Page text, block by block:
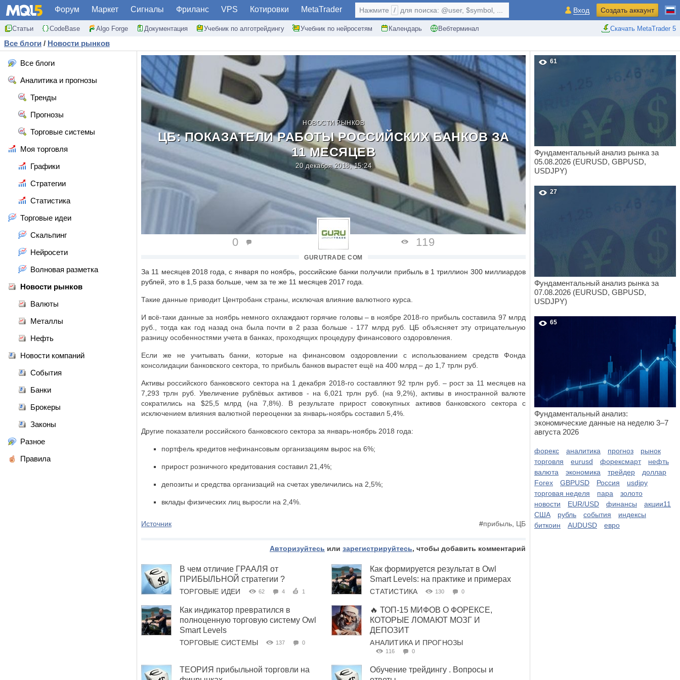
Форум Маркет Сигналы Фриланс VPS Котировки MetaTrader
Статьи CodeBase Algo Forge Документация Учебник по алготрейдингу Учебник по нейросетям Календарь Вебтерминал Скачать MetaTrader 5
Нажмите / для поиска: @user, $symbol, ... Вход Создать аккаунт
Все блоги / Новости рынков
Все блоги
Аналитика и прогнозы
Тренды
Прогнозы
Торговые системы
Моя торговля
Графики
Стратегии
Статистика
Торговые идеи
Скальпинг
Нейросети
Волновая разметка
Новости рынков
Валюты
Металлы
Нефть
Новости компаний
События
Банки
Брокеры
Законы
Разное
Правила
НОВОСТИ РЫНКОВ
ЦБ: ПОКАЗАТЕЛИ РАБОТЫ РОССИЙСКИХ БАНКОВ ЗА
11 МЕСЯЦЕВ
20 декабря 2018, 15:24
GURUTRADE COM
0 119
За 11 месяцев 2018 года, с января по ноябрь, российские банки получили прибыль в 1 триллион 300 миллиардов
рублей, это в 1,5 раза больше, чем за те же 11 месяцев 2017 года.
Такие данные приводит Центробанк страны, исключая влияние валютного курса.
И всё-таки данные за ноябрь немного охлаждают горячие головы – в ноябре 2018-го прибыль составила 97 млрд
руб., тогда как год назад она была почти в 2 раза больше - 177 млрд руб. ЦБ объясняет эту отрицательную
разницу особенностями учета в банках, проходящих процедуру финансового оздоровления.
Если же не учитывать банки, которые на финансовом оздоровлении с использованием средств Фонда
консолидации банковского сектора, то прибыль банков вырастет ещё на 400 млрд – до 1,7 трлн руб.
Активы российского банковского сектора на 1 декабря 2018-го составляют 92 трлн руб. – рост за 11 месяцев на
7,293 трлн руб. Увеличение рублёвых активов - на 6,021 трлн руб. (на 9,2%), активы в иностранной валюте
сократились на $25,5 млрд (на 7,8%). В результате прирост совокупных активов банковского сектора с
исключением влияния валютной переоценки за январь-ноябрь составил 5,4%.
Другие показатели российского банковского сектора за январь-ноябрь 2018 года:
портфель кредитов нефинансовым организациям вырос на 6%;
прирост розничного кредитования составил 21,4%;
депозиты и средства организаций на счетах увеличились на 2,5%;
вклады физических лиц выросли на 2,4%.
#прибыль ЦБ
Источник
Авторизуйтесь или зарегистрируйтесь, чтобы добавить комментарий
В чем отличие ГРААЛЯ от
ПРИБЫЛЬНОЙ стратегии ?
ТОРГОВЫЕ ИДЕИ 62 4 1
Как формируется результат в Owl
Smart Levels: на практике и примерах
СТАТИСТИКА 130 0
Как индикатор превратился в
полноценную торговую систему Owl
Smart Levels
ТОРГОВЫЕ СИСТЕМЫ 137 0
🔥 ТОП-15 МИФОВ О ФОРЕКСЕ,
КОТОРЫЕ ЛОМАЮТ МОЗГ И
ДЕПОЗИТ
АНАЛИТИКА И ПРОГНОЗЫ
116 0
ТЕОРИЯ прибыльной торговли на
Обучение трейдингу . Вопросы и
61
Фундаментальный анализ рынка за
05.08.2026 (EURUSD, GBPUSD,
USDJPY)
27
Фундаментальный анализ рынка за
07.08.2026 (EURUSD, GBPUSD,
USDJPY)
65
Фундаментальный анализ:
экономические данные на неделю 3–7
августа 2026
форекс аналитика прогноз
рынок
торговля
eurusd форексмарт
нефть
валюта
экономика трейдер
доллар
Forex
GBPUSD Россия
usdjpy
торговая неделя
пара
золото
новости
EUR/USD финансы
акции11
США
рубль события
индексы
биткоин
AUDUSD евро